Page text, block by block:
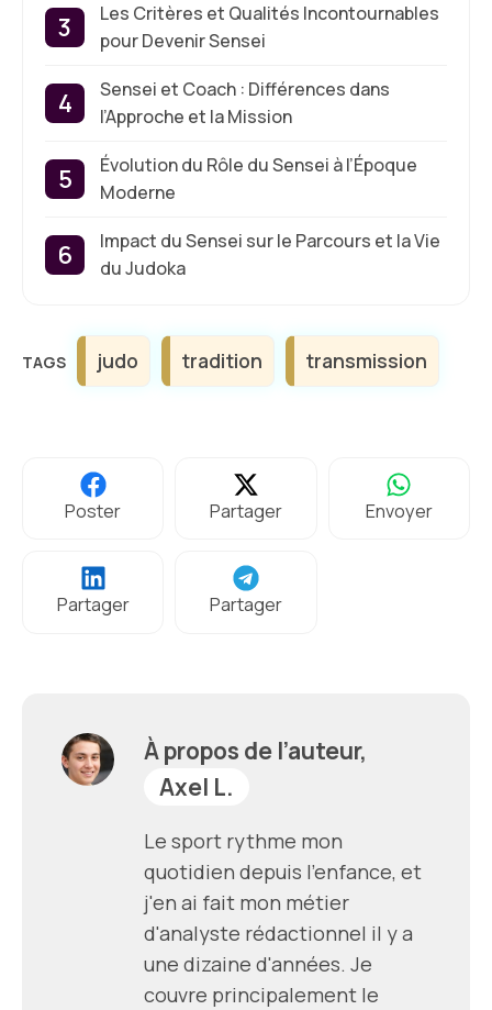
Les Critères et Qualités Incontournables
pour Devenir Sensei
Sensei et Coach : Différences dans
l’Approche et la Mission
Évolution du Rôle du Sensei à l’Époque
Moderne
Impact du Sensei sur le Parcours et la Vie
du Judoka
Étiquettes
judo tradition transmission
Poster Partager Envoyer
Partager Partager
À propos de l’auteur,
Axel L.
Le sport rythme mon
quotidien depuis l'enfance, et
j'en ai fait mon métier
d'analyste rédactionnel il y a
une dizaine d'années. Je
couvre principalement le